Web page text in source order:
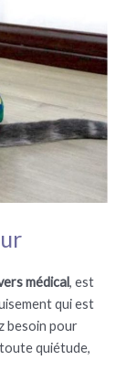
médical, est
qui est
besoin pour
quiétude,